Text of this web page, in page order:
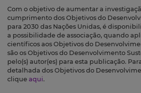
Com o objetivo de aumentar a
cumprimento dos Objetivos do
para 2030 das Nações Unidas, é
a possibilidade de associação, quando
científicos aos Objetivos do
são os Objetivos do Desenvolvimento
pelo(s) autor(es) para esta publicação.
detalhada dos Objetivos do
clique aqui.